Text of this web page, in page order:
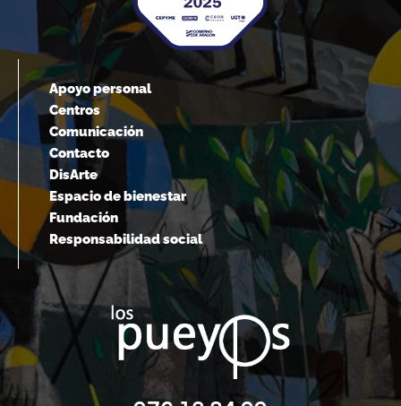
Apoyo personal
Centros
Comunicación
Contacto
DisArte
Espacio de bienestar
Fundación
Responsabilidad social